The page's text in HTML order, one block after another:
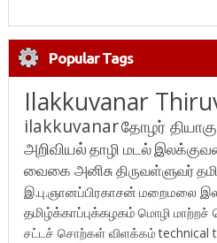
Popular Tags
Ilakkuvanar
ilakkuvanarதோழர் தியாகு
அறிவியல்தாழி மடல்
வைகை அனிசுதிருவள்ளுவர்
இ.பு.ஞானப்பிரகாசன் மறைமலை
தமிழ்க்காப்புக்கழகம் மொழி
சட்டச் சொற்கள் விளக்கம்technical